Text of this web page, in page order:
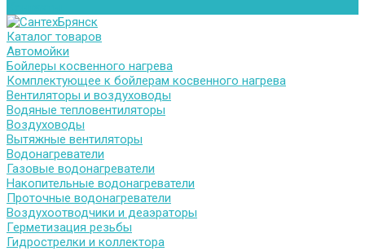
Каталог товаров
Автомойки
Бойлеры косвенного нагрева
Комплектующее к бойлерам косвенного нагрева
Вентиляторы и воздуховоды
Водяные тепловентиляторы
Воздуховоды
Вытяжные вентиляторы
Водонагреватели
Газовые водонагреватели
Накопительные водонагреватели
Проточные водонагреватели
Воздухоотводчики и деаэраторы
Герметизация резьбы
Гидрострелки и коллектора